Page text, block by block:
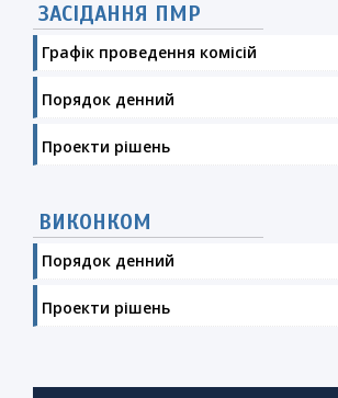
ЗАСІДАННЯ ПМР
Графік проведення комісій
Порядок денний
Проекти рішень
ВИКОНКОМ
Порядок денний
Проекти рішень